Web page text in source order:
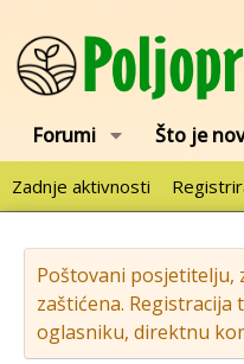
Forumi Što je
Zadnje aktivnosti
Poštovani posjetitelju,
zaštićena.
oglasniku, direktnu